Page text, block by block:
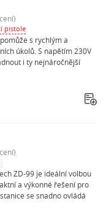
pistole
s rychlým a
úkolů. S napětím 230V
i ty nejnáročnější
ZD-99 je ideální volbou
a výkonné řešení pro
se snadno ovládá